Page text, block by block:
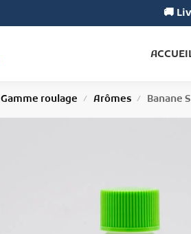
🚚
Gamme roulage / Arômes / Banane